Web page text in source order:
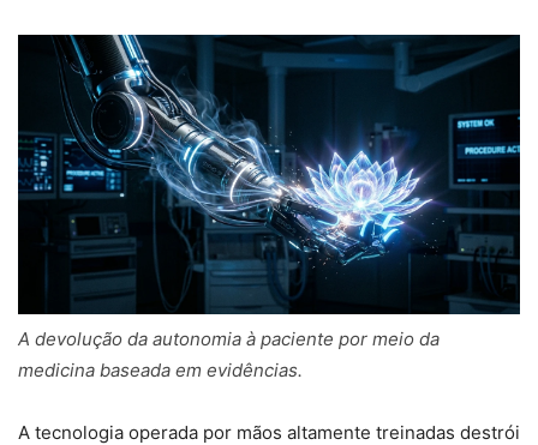
A devolução da autonomia à paciente por meio da
medicina baseada em evidências.
A tecnologia operada por mãos altamente treinadas destrói